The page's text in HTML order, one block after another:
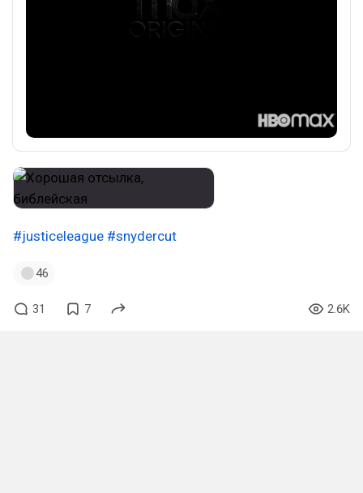
#justiceleague #snydercut
46
31 7 2.6K